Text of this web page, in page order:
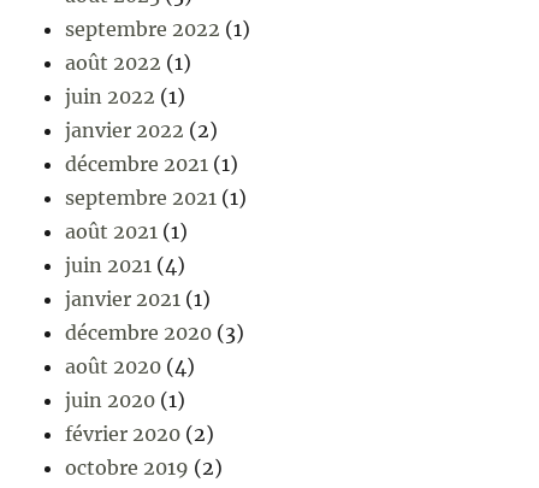
septembre 2022 (1)
août 2022 (1)
juin 2022 (1)
janvier 2022 (2)
décembre 2021 (1)
septembre 2021 (1)
août 2021 (1)
juin 2021 (4)
janvier 2021 (1)
décembre 2020 (3)
août 2020 (4)
juin 2020 (1)
février 2020 (2)
octobre 2019 (2)